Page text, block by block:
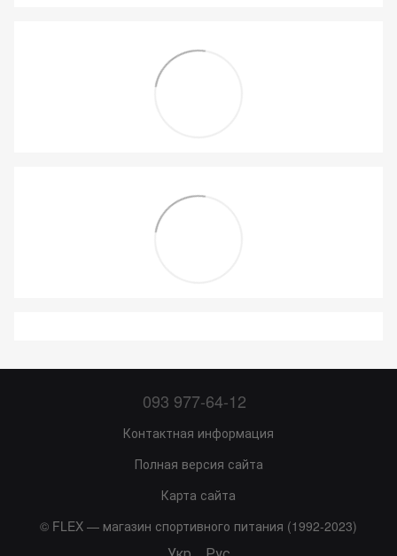
093 977-64-12
Контактная информация
Полная версия сайта
Карта сайта
© FLEX — магазин спортивного питания (1992-2023)